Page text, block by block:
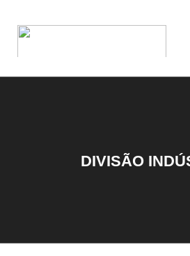
DIVISÃO